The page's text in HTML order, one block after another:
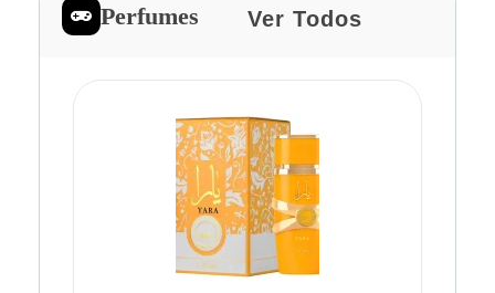
Perfumes Ver Todos